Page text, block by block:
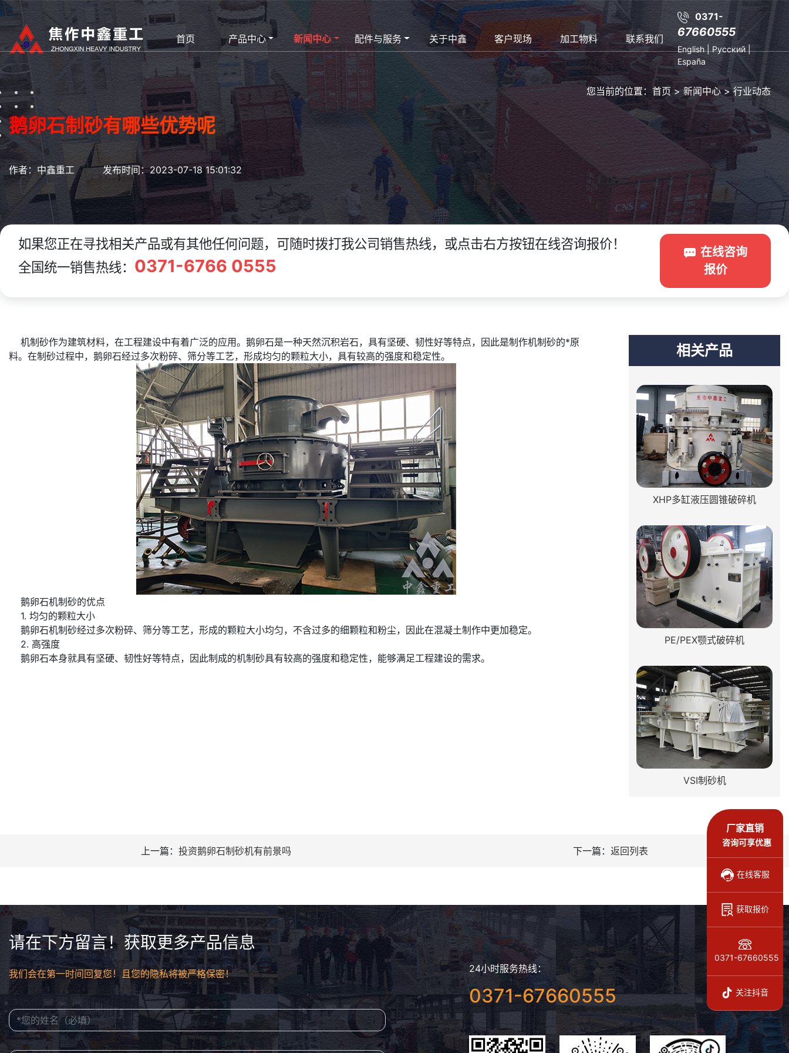
首页 产品中心 新闻中心 配件与服务 关于中鑫 客户现场 加工物料 联系我们
0371-
67660555
English|Русский|
España
您当前的位置：首页>新闻中心>行业动态
鹅卵石制砂有哪些优势呢
作者：中鑫重工 发布时间：2023-07-18 15:01:32
如果您正在寻找相关产品或有其他任何问题，可随时拨打我公司销售热线，或点击右方按钮在线咨询报价！
全国统一销售热线： 0371-6766 0555
在线咨询
报价
机制砂作为建筑材料，在工程建设中有着广泛的应用。鹅卵石是一种天然沉积岩石，具有坚硬、韧性好等特点，因此是制作机制砂的*原
料。在制砂过程中，鹅卵石经过多次粉碎、筛分等工艺，形成均匀的颗粒大小，具有较高的强度和稳定性。
鹅卵石机制砂的优点
1. 均匀的颗粒大小
鹅卵石机制砂经过多次粉碎、筛分等工艺，形成的颗粒大小均匀，不含过多的细颗粒和粉尘，因此在混凝土制作中更加稳定。
2. 高强度
鹅卵石本身就具有坚硬、韧性好等特点，因此制成的机制砂具有较高的强度和稳定性，能够满足工程建设的需求。
相关产品
XHP多缸液压圆锥破碎机
PE/PEX颚式破碎机
VSI制砂机
上一篇： 投资鹅卵石制砂机有前景吗 下一篇： 返回列表
请在下方留言！获取更多产品信息
我们会在第一时间回复您！且您的隐私将被严格保密！ 24小时服务热线：
0371-67660555
厂家直销
咨询可享优惠
在线客服
获取报价
0371-67660555
关注抖音